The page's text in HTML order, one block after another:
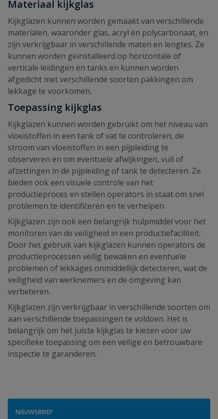
Materiaal kijkglas
Kijkglazen kunnen worden gemaakt van verschillende
materialen, waaronder glas, acryl en polycarbonaat, en
zijn verkrijgbaar in verschillende maten en lengtes. Ze
kunnen worden geïnstalleerd op horizontale of
verticale leidingen en tanks en kunnen worden
afgedicht met verschillende soorten pakkingen om
lekkage te voorkomen.
Toepassing kijkglas
Kijkglazen kunnen worden gebruikt om het niveau van
vloeistoffen in een tank of vat te controleren, de
stroom van vloeistoffen in een pijpleiding te
observeren en om eventuele afwijkingen, vuil of
afzettingen in de pijpleiding of tank te detecteren. Ze
bieden ook een visuele controle van het
productieproces en stellen operators in staat om snel
problemen te identificeren en te verhelpen.
Kijkglazen zijn ook een belangrijk hulpmiddel voor het
monitoren van de veiligheid in een productiefaciliteit.
Door het gebruik van kijkglazen kunnen operators de
productieprocessen veilig bewaken en eventuele
problemen of lekkages onmiddellijk detecteren, wat de
veiligheid van werknemers en de omgeving kan
verbeteren.
Kijkglazen zijn verkrijgbaar in verschillende soorten om
aan verschillende toepassingen te voldoen. Het is
belangrijk om het juiste kijkglas te kiezen voor uw
specifieke toepassing om een veilige en betrouwbare
inspectie te garanderen.
NIEUWSBRIEF